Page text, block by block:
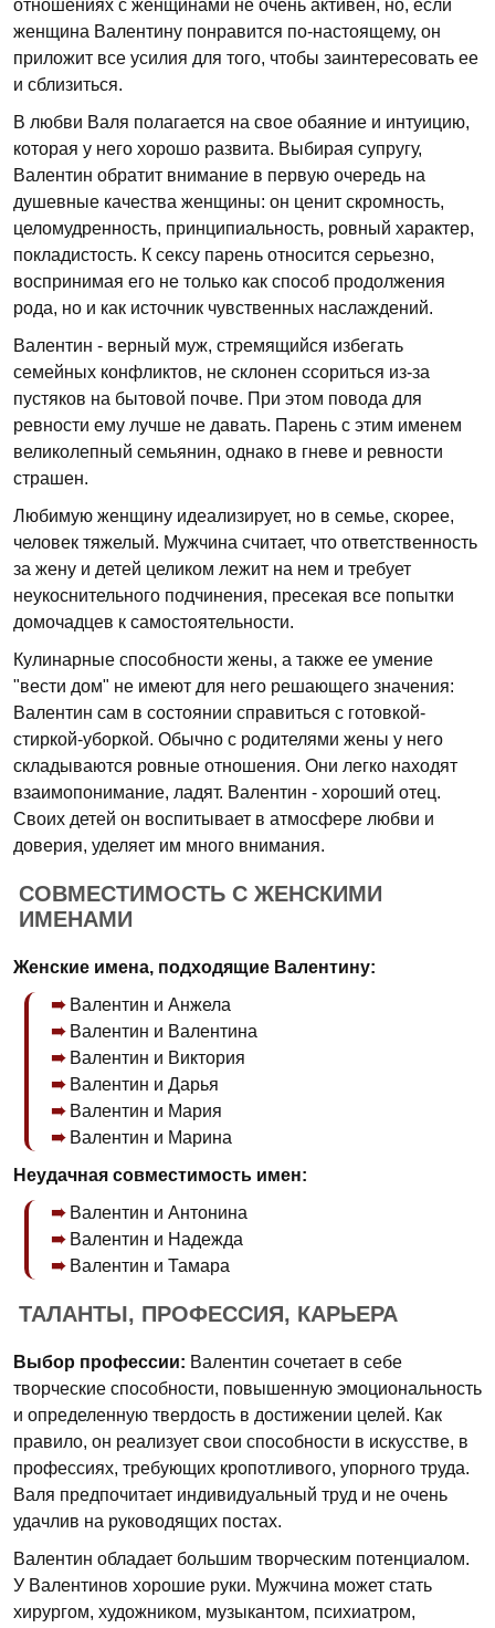
отношениях с женщинами не очень активен, но, если
женщина Валентину понравится по-настоящему, он
приложит все усилия для того, чтобы заинтересовать ее
и сблизиться.
В любви Валя полагается на свое обаяние и интуицию,
которая у него хорошо развита. Выбирая супругу,
Валентин обратит внимание в первую очередь на
душевные качества женщины: он ценит скромность,
целомудренность, принципиальность, ровный характер,
покладистость. К сексу парень относится серьезно,
воспринимая его не только как способ продолжения
рода, но и как источник чувственных наслаждений.
Валентин - верный муж, стремящийся избегать
семейных конфликтов, не склонен ссориться из-за
пустяков на бытовой почве. При этом повода для
ревности ему лучше не давать. Парень с этим именем
великолепный семьянин, однако в гневе и ревности
страшен.
Любимую женщину идеализирует, но в семье, скорее,
человек тяжелый. Мужчина считает, что ответственность
за жену и детей целиком лежит на нем и требует
неукоснительного подчинения, пресекая все попытки
домочадцев к самостоятельности.
Кулинарные способности жены, а также ее умение
"вести дом" не имеют для него решающего значения:
Валентин сам в состоянии справиться с готовкой-
стиркой-уборкой. Обычно с родителями жены у него
складываются ровные отношения. Они легко находят
взаимопонимание, ладят. Валентин - хороший отец.
Своих детей он воспитывает в атмосфере любви и
доверия, уделяет им много внимания.
СОВМЕСТИМОСТЬ С ЖЕНСКИМИ
ИМЕНАМИ
Женские имена, подходящие Валентину:
Валентин и Анжела
Валентин и Валентина
Валентин и Виктория
Валентин и Дарья
Валентин и Мария
Валентин и Марина
Неудачная совместимость имен:
Валентин и Антонина
Валентин и Надежда
Валентин и Тамара
ТАЛАНТЫ, ПРОФЕССИЯ, КАРЬЕРА
Выбор профессии: Валентин сочетает в себе
творческие способности, повышенную эмоциональность
и определенную твердость в достижении целей. Как
правило, он реализует свои способности в искусстве, в
профессиях, требующих кропотливого, упорного труда.
Валя предпочитает индивидуальный труд и не очень
удачлив на руководящих постах.
Валентин обладает большим творческим потенциалом.
У Валентинов хорошие руки. Мужчина может стать
хирургом, художником, музыкантом, психиатром,